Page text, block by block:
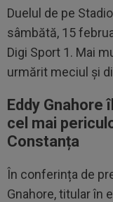
Duelul de pe
sâmbătă, 15
Digi Sport 1. Mai
urmărit meciul și
Eddy Gnahore
cel mai
Constanța
În conferința de
Gnahore, titular în